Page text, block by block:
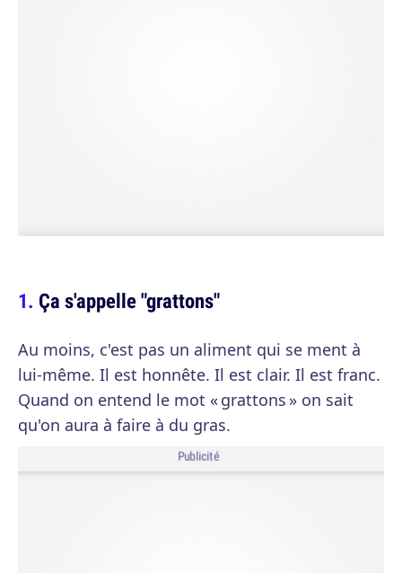
Ça s'appelle "grattons"
Au moins, c'est pas un aliment qui se ment à
lui-même. Il est honnête. Il est clair. Il est franc.
Quand on entend le mot « grattons » on sait
qu'on aura à faire à du gras.
Publicité